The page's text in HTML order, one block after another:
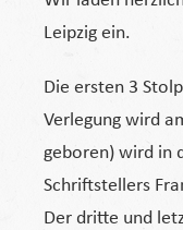
Leipzig ein.
Die ersten 3
Verlegung wird
geboren) wird in
Schriftstellers
Der dritte und